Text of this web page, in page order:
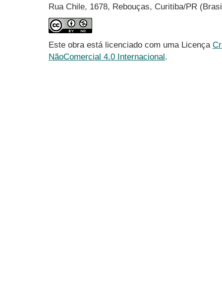
Rua Chile, 1678, Rebouças, Curitiba/PR
Este obra está licenciado com uma Licença
NãoComercial 4.0 Internacional.